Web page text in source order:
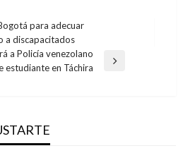
para adecuar
a discapacitados
a Policía venezolano
estudiante en Táchira